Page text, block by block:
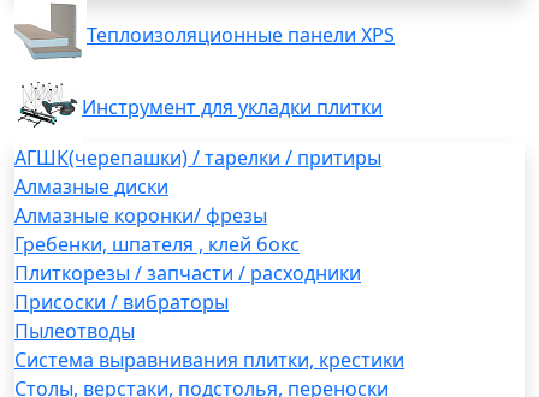
Теплоизоляционные панели XPS
Инструмент для укладки плитки
АГШК(черепашки) / тарелки / притиры
Алмазные диски
Алмазные коронки/ фрезы
Гребенки, шпателя , клей бокс
Плиткорезы / запчасти / расходники
Присоски / вибраторы
Пылеотводы
Система выравнивания плитки, крестики
Столы, верстаки, подстолья, переноски